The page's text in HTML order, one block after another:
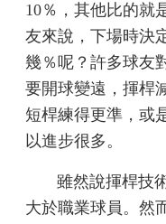
10％，其他比的就
友來說，下場時決
幾％呢？許多球友
要開球變遠，揮桿
短桿練得更準，或
以進步很多。
雖然說揮桿技
大於職業球員。然